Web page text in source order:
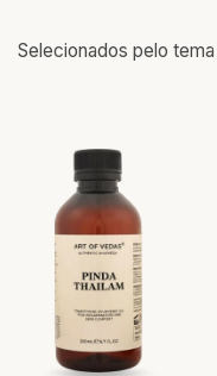
Selecionados pelo